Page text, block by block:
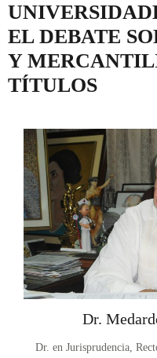
EL DEBATE
Y
TÍTULOS
Dr.
Dr. en Jurisprudencia,